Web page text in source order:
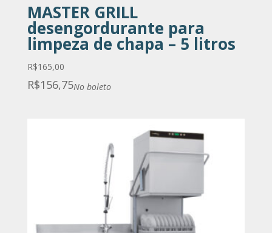
MASTER GRILL
desengordurante para
limpeza de chapa – 5 litros
R$165,00
R$156,75No boleto